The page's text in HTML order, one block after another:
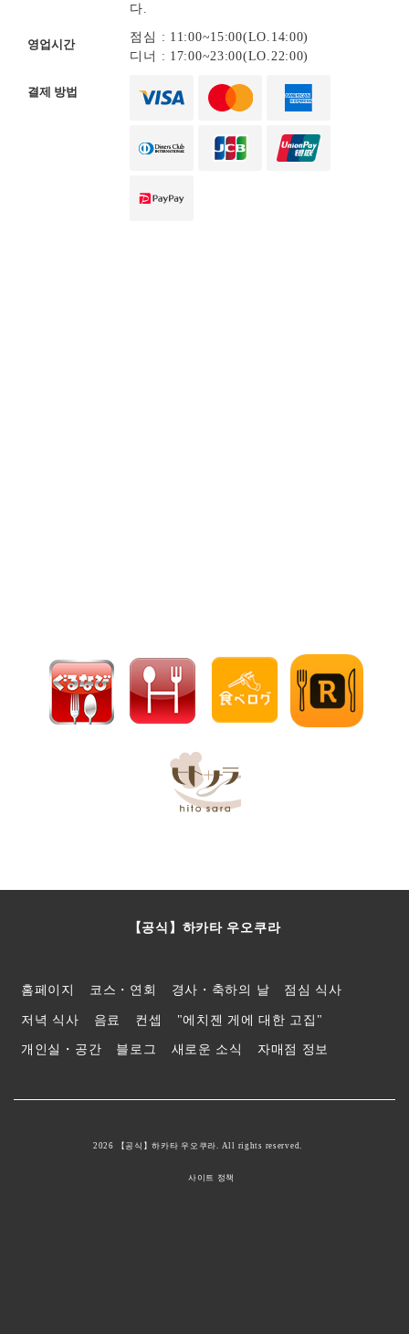
다.
영업시간
점심 : 11:00~15:00(LO.14:00)
디너 : 17:00~23:00(LO.22:00)
결제 방법
【공식】하카타 우오쿠라
홈페이지 코스・연회 경사・축하의 날 점심 식사
저녁 식사 음료 컨셉 "에치젠 게에 대한 고집"
개인실・공간 블로그 새로운 소식 자매점 정보
2026 【공식】하카타 우오쿠라. All rights reserved.
사이트 정책